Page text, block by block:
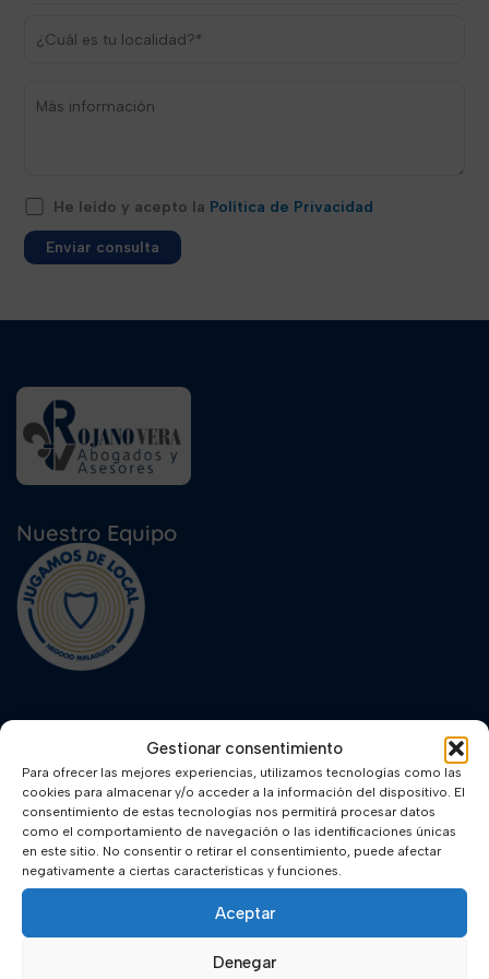
Gestionar consentimiento
Para ofrecer las mejores experiencias, utilizamos tecnologías como las
cookies para almacenar y/o acceder a la información del dispositivo. El
consentimiento de estas tecnologías nos permitirá procesar datos
como el comportamiento de navegación o las identificaciones únicas
en este sitio. No consentir o retirar el consentimiento, puede afectar
negativamente a ciertas características y funciones.
Aceptar
Denegar
He leído y acepto la Política de Privacidad
Nuestro Equipo
Especialidades jurídicas
Derecho Laboral
Derecho Penal
Derecho de Familia
Inmigración